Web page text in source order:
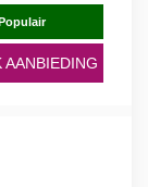
AANBIEDING